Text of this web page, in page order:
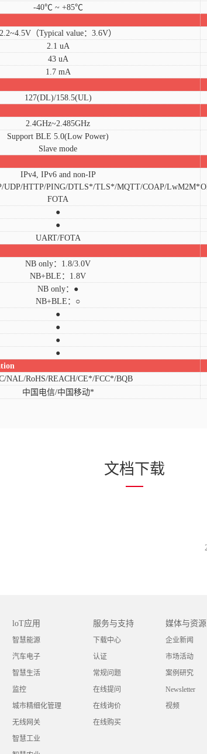
-40℃ ~ +85℃
2.2~4.5V（Typical value：3.6V）
2.1 uA
43 uA
1.7 mA
127(DL)/158.5(UL)
2.4GHz~2.485GHz
Support BLE 5.0(Low Power)
Slave mode
IPv4, IPv6 and non-IP
UDP/HTTP/PING/DTLS*/TLS*/MQTT/COAP/LwM2M*
FOTA
●
●
UART/FOTA
NB only：1.8/3.0V
NB+BLE：1.8V
NB only：●
NB+BLE：○
●
●
●
●
NAL/RoHS/REACH/CE*/FCC*/BQB
中国电信/中国移动*
文档下载
loT应用
智慧能源
汽车电子
智慧生活
监控
城市精细化管理
无线网关
智慧工业
服务与支持
下载中心
认证
常规问题
在线提问
在线询价
在线购买
媒体与资源
企业新闻
市场活动
案例研究
Newsletter
视频